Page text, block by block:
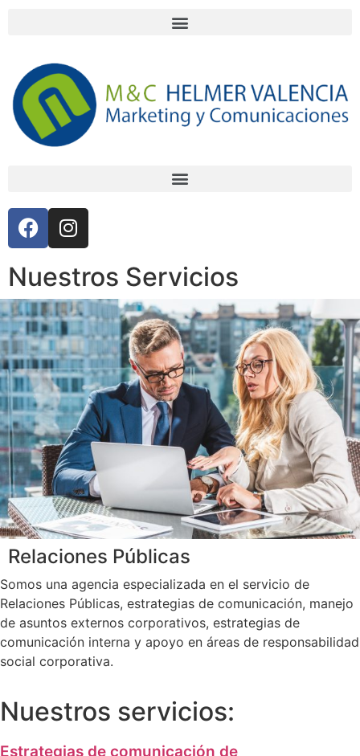
Nuestros Servicios
Relaciones Públicas
Somos una agencia especializada en el servicio de
Relaciones Públicas, estrategias de comunicación, manejo
de asuntos externos corporativos, estrategias de
comunicación interna y apoyo en áreas de responsabilidad
social corporativa.
Nuestros servicios:
Estrategias de comunicación de